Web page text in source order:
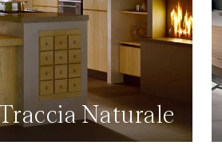
Naturale